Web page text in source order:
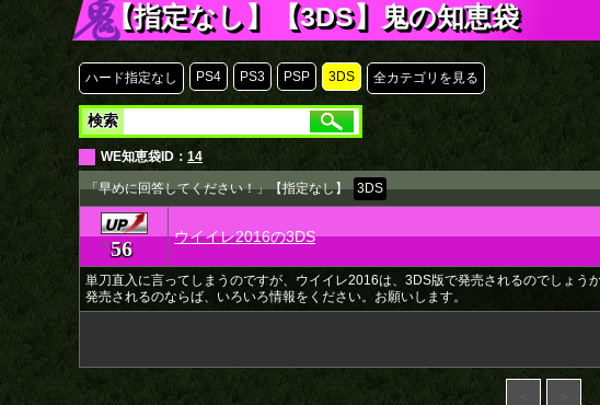
【指定なし】【3DS】鬼の知恵袋
ハード指定なし PS4 PS3 PSP 3DS 全カテゴリを見る
検索
WE知恵袋ID： 14
「早めに回答してください！」【指定なし】 3DS
★56 ウイイレ2016の3DS
単刀直入に言ってしまうのですが、ウイイレ2016は、3DS版で発売されるのでしょう
発売されるのならば、いろいろ情報をください。お願いします。